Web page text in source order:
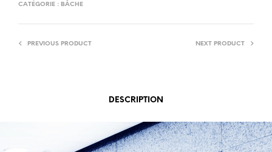
CATÉGORIE : BÂCHE
PREVIOUS PRODUCT NEXT PRODUCT
DESCRIPTION